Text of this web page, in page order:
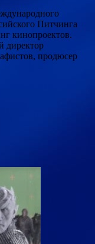
Питчинга
кинопроектов.
директор
продюсер